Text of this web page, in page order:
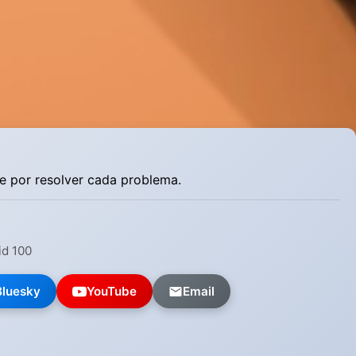
por resolver cada problema.
100
YouTube Email